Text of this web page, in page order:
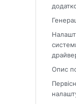
Опис